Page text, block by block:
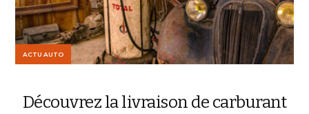
ACTU AUTO
Découvrez la livraison de carburant